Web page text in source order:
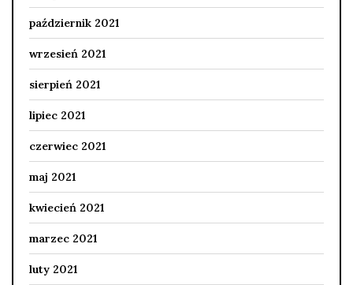
październik 2021
wrzesień 2021
sierpień 2021
lipiec 2021
czerwiec 2021
maj 2021
kwiecień 2021
marzec 2021
luty 2021